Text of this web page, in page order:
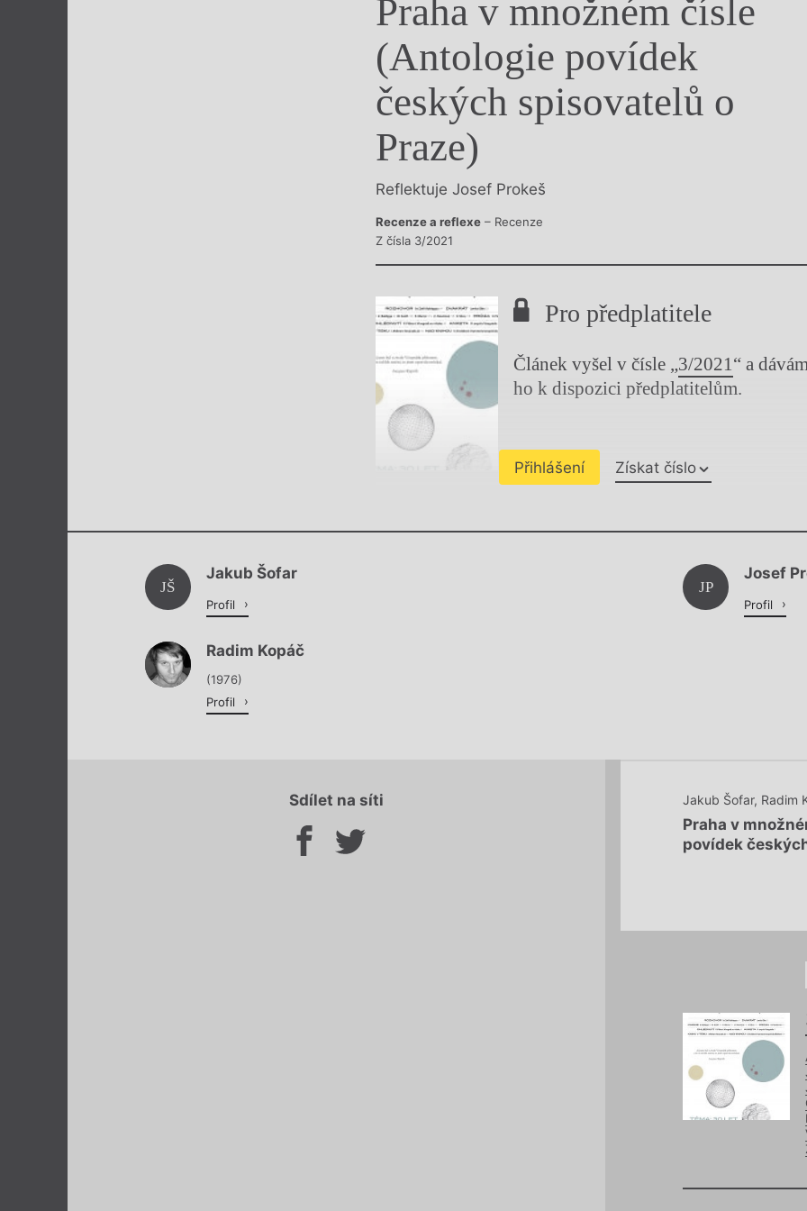
Výroční cenyPraha v množném čísle
(Antologie povídek
českých spisovatelů o
Praze)
Reflektuje Josef Prokeš
Recenze a reflexe – Recenze
Z čísla 3/2021
Pro předplatitele
Článek vyšel v čísle „3/2021 “ a
ho k dispozici předplatitelům.
Přihlášení Získat číslo
Chviličku.
JŠ
Jakub Šofar
Profil
JP
Josef
Profil
Radim Kopáč
(1976)
Profil
Sdílet na síti Jakub Šofar, Radim
Praha v
povídek